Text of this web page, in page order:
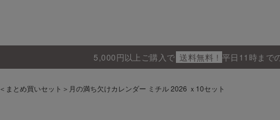
5,000円以上ご購入で 送料無料 ! 平日11時まで
＜まとめ買いセット＞月の満ち欠けカレンダー ミチル 2026 ｘ10セット